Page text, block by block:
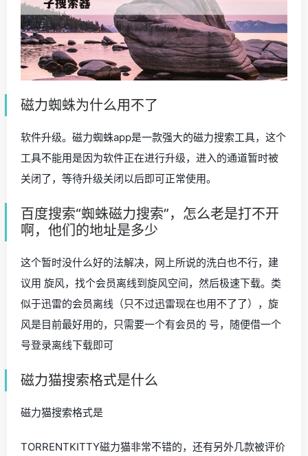
磁力蜘蛛为什么用不了
软件升级。磁力蜘蛛app是一款强大的磁力搜索工具，这个
工具不能用是因为软件正在进行升级，进入的通道暂时被
关闭了，等待升级关闭以后即可正常使用。
百度搜索“蜘蛛磁力搜索”，怎么老是打不开
啊，他们的地址是多少
这个暂时没什么好的法解决，网上所说的洗白也不行，建
议用 旋风，找个会员离线到旋风空间，然后极速下载。类
似于迅雷的会员离线（只不过迅雷现在也用不了了），旋
风是目前最好用的，只需要一个有会员的 号，随便借一个
号登录离线下载即可
磁力猫搜索格式是什么
磁力猫搜索格式是
TORRENTKITTY磁力猫非常不错的，还有另外几款被评价